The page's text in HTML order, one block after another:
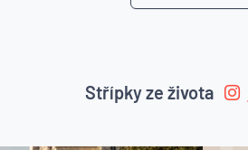
Střípky ze života